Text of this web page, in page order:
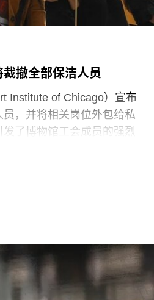
馆是阿布扎比耗资数十亿美
成的文化机构之一。该文
宫（Louvre Abu
撤全部保洁人员
Institute of Chicago）宣布
，并将相关岗位外包给私
了博物馆工会成员的强烈
日为8月14日。馆方表
接手的私营承包商重新申请